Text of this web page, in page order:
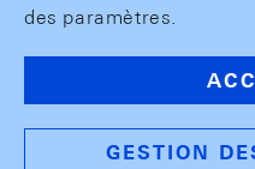
des paramètres.
GESTION